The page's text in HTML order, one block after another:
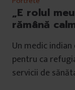
„E rolul
rămână
Un medic
pentru ca
servicii de